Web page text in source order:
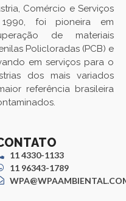
Comércio e Serviços
foi pioneira em
de materiais
Policloradas (PCB) e
em serviços para o
dos mais variados
referência brasileira
11 4330-1133
11 96343-1789